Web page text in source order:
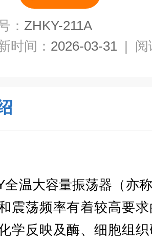
： ZHKY-211A
时间： 2026-03-31 | 阅
全温大容量振荡器 （亦
震荡频率有着较高要
学反映及酶、细胞组